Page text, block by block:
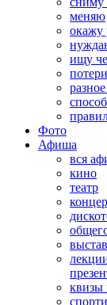
меняю
окажу
ищу
Фото
Афиша
вся
кино
театр
квизы